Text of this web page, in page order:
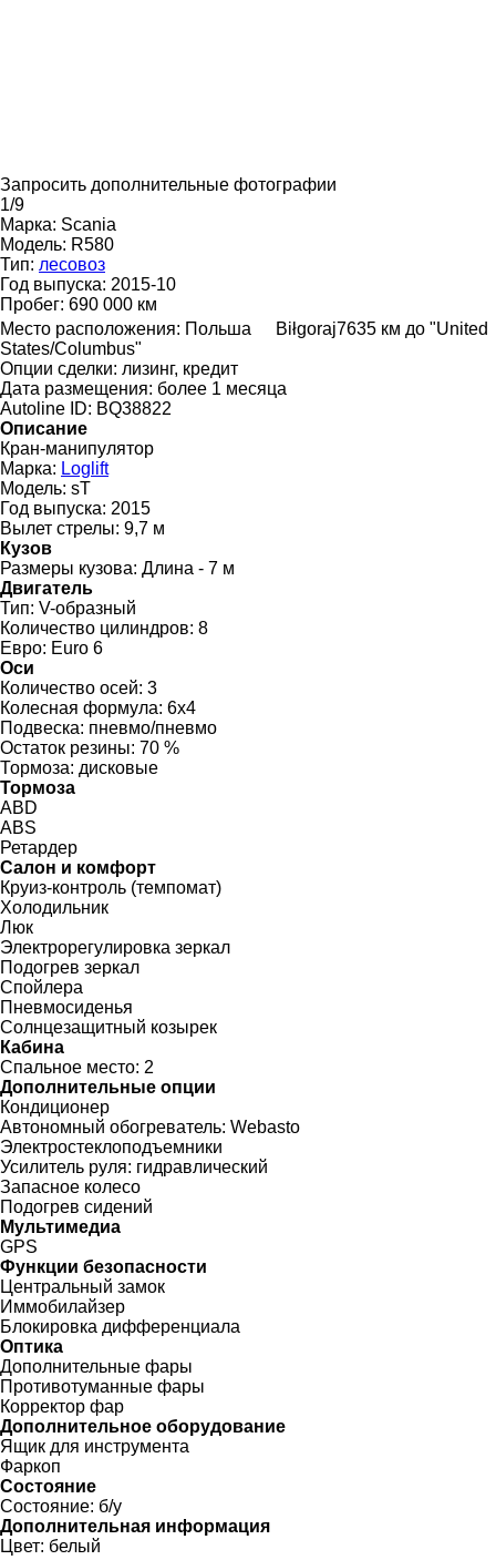
Запросить дополнительные фотографии
1/9
Марка: Scania
Модель: R580
Тип: лесовоз
Год выпуска: 2015-10
Пробег: 690 000 км
Место расположения: Польша Biłgoraj7635 км до "United
States/Columbus"
Опции сделки: лизинг, кредит
Дата размещения: более 1 месяца
Autoline ID: BQ38822
Описание
Кран-манипулятор
Марка: Loglift
Модель: sT
Год выпуска: 2015
Вылет стрелы: 9,7 м
Кузов
Размеры кузова: Длина - 7 м
Двигатель
Тип: V-образный
Количество цилиндров: 8
Евро: Euro 6
Оси
Количество осей: 3
Колесная формула: 6x4
Подвеска: пневмо/пневмо
Остаток резины: 70 %
Тормоза: дисковые
Тормоза
ABD
ABS
Ретардер
Салон и комфорт
Круиз-контроль (темпомат)
Холодильник
Люк
Электрорегулировка зеркал
Подогрев зеркал
Спойлера
Пневмосиденья
Солнцезащитный козырек
Кабина
Спальное место: 2
Дополнительные опции
Кондиционер
Автономный обогреватель: Webasto
Электростеклоподъемники
Усилитель руля: гидравлический
Запасное колесо
Подогрев сидений
Мультимедиа
GPS
Функции безопасности
Центральный замок
Иммобилайзер
Блокировка дифференциала
Оптика
Дополнительные фары
Противотуманные фары
Корректор фар
Дополнительное оборудование
Ящик для инструмента
Фаркоп
Состояние
Состояние: б/у
Дополнительная информация
Цвет: белый